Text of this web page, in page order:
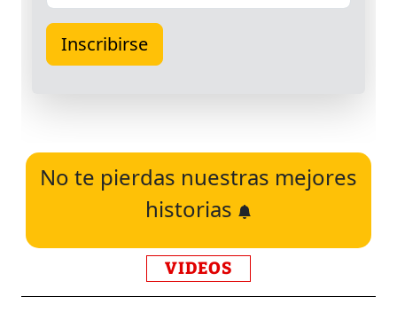
No te pierdas nuestras mejores
historias
VIDEOS